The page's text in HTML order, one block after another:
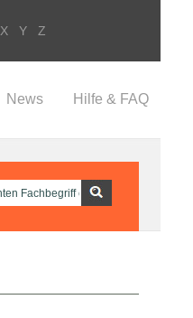
X Y Z
News Hilfe & FAQ